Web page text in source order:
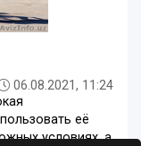
06.08.2021, 11:24
её
условиях, а